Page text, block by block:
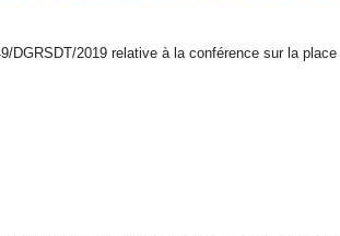
DGRSDT/2019 relative à la conférence sur la